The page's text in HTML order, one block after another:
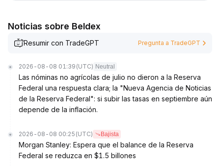
Noticias sobre Beldex
Resumir con TradeGPT Pregunta a TradeGPT
2026-08-08 01:39 (UTC) Neutral
Las nóminas no agrícolas de julio no dieron a la Reserva
Federal una respuesta clara; la "Nueva Agencia de Noticias
de la Reserva Federal": si subir las tasas en septiembre aún
depende de la inflación.
2026-08-08 00:25 (UTC) Bajista
Morgan Stanley: Espera que el balance de la Reserva
Federal se reduzca en $1.5 billones